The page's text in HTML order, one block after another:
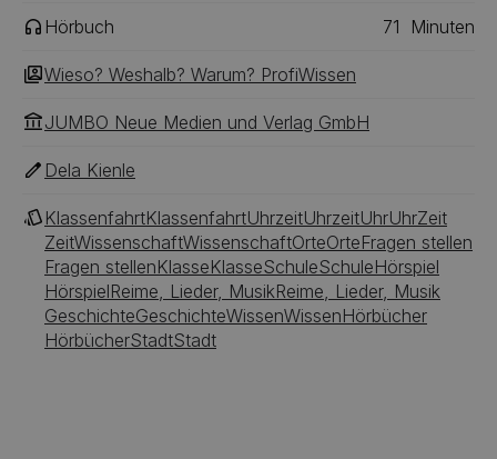
Hörbuch 71 Minuten
Wieso? Weshalb? Warum? ProfiWissen
JUMBO Neue Medien und Verlag GmbH
Dela Kienle
KlassenfahrtKlassenfahrtUhrzeitUhrzeitUhrUhrZeit
ZeitWissenschaftWissenschaftOrteOrteFragen stellen
Fragen stellenKlasseKlasseSchuleSchuleHörspiel
HörspielReime, Lieder, MusikReime, Lieder, Musik
GeschichteGeschichteWissenWissenHörbücher
HörbücherStadtStadt